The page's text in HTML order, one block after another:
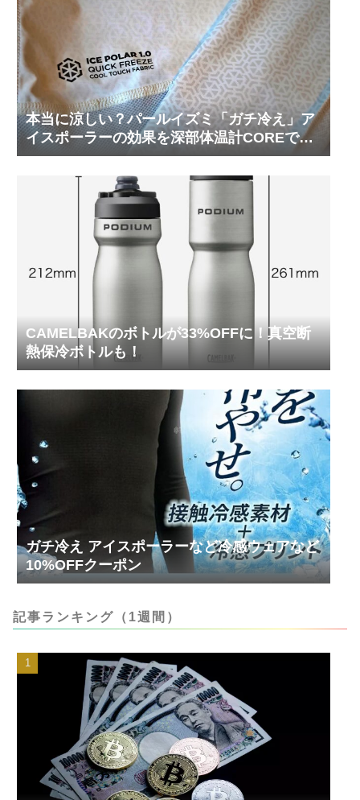
本当に涼しい？パールイズミ「ガチ冷え」ア
イスポーラーの効果を深部体温計COREで測
ってみた
CAMELBAKのボトルが33%OFFに！真空断
熱保冷ボトルも！
ガチ冷え アイスポーラーなど冷感ウェアなど
10%OFFクーポン
記事ランキング（1週間）